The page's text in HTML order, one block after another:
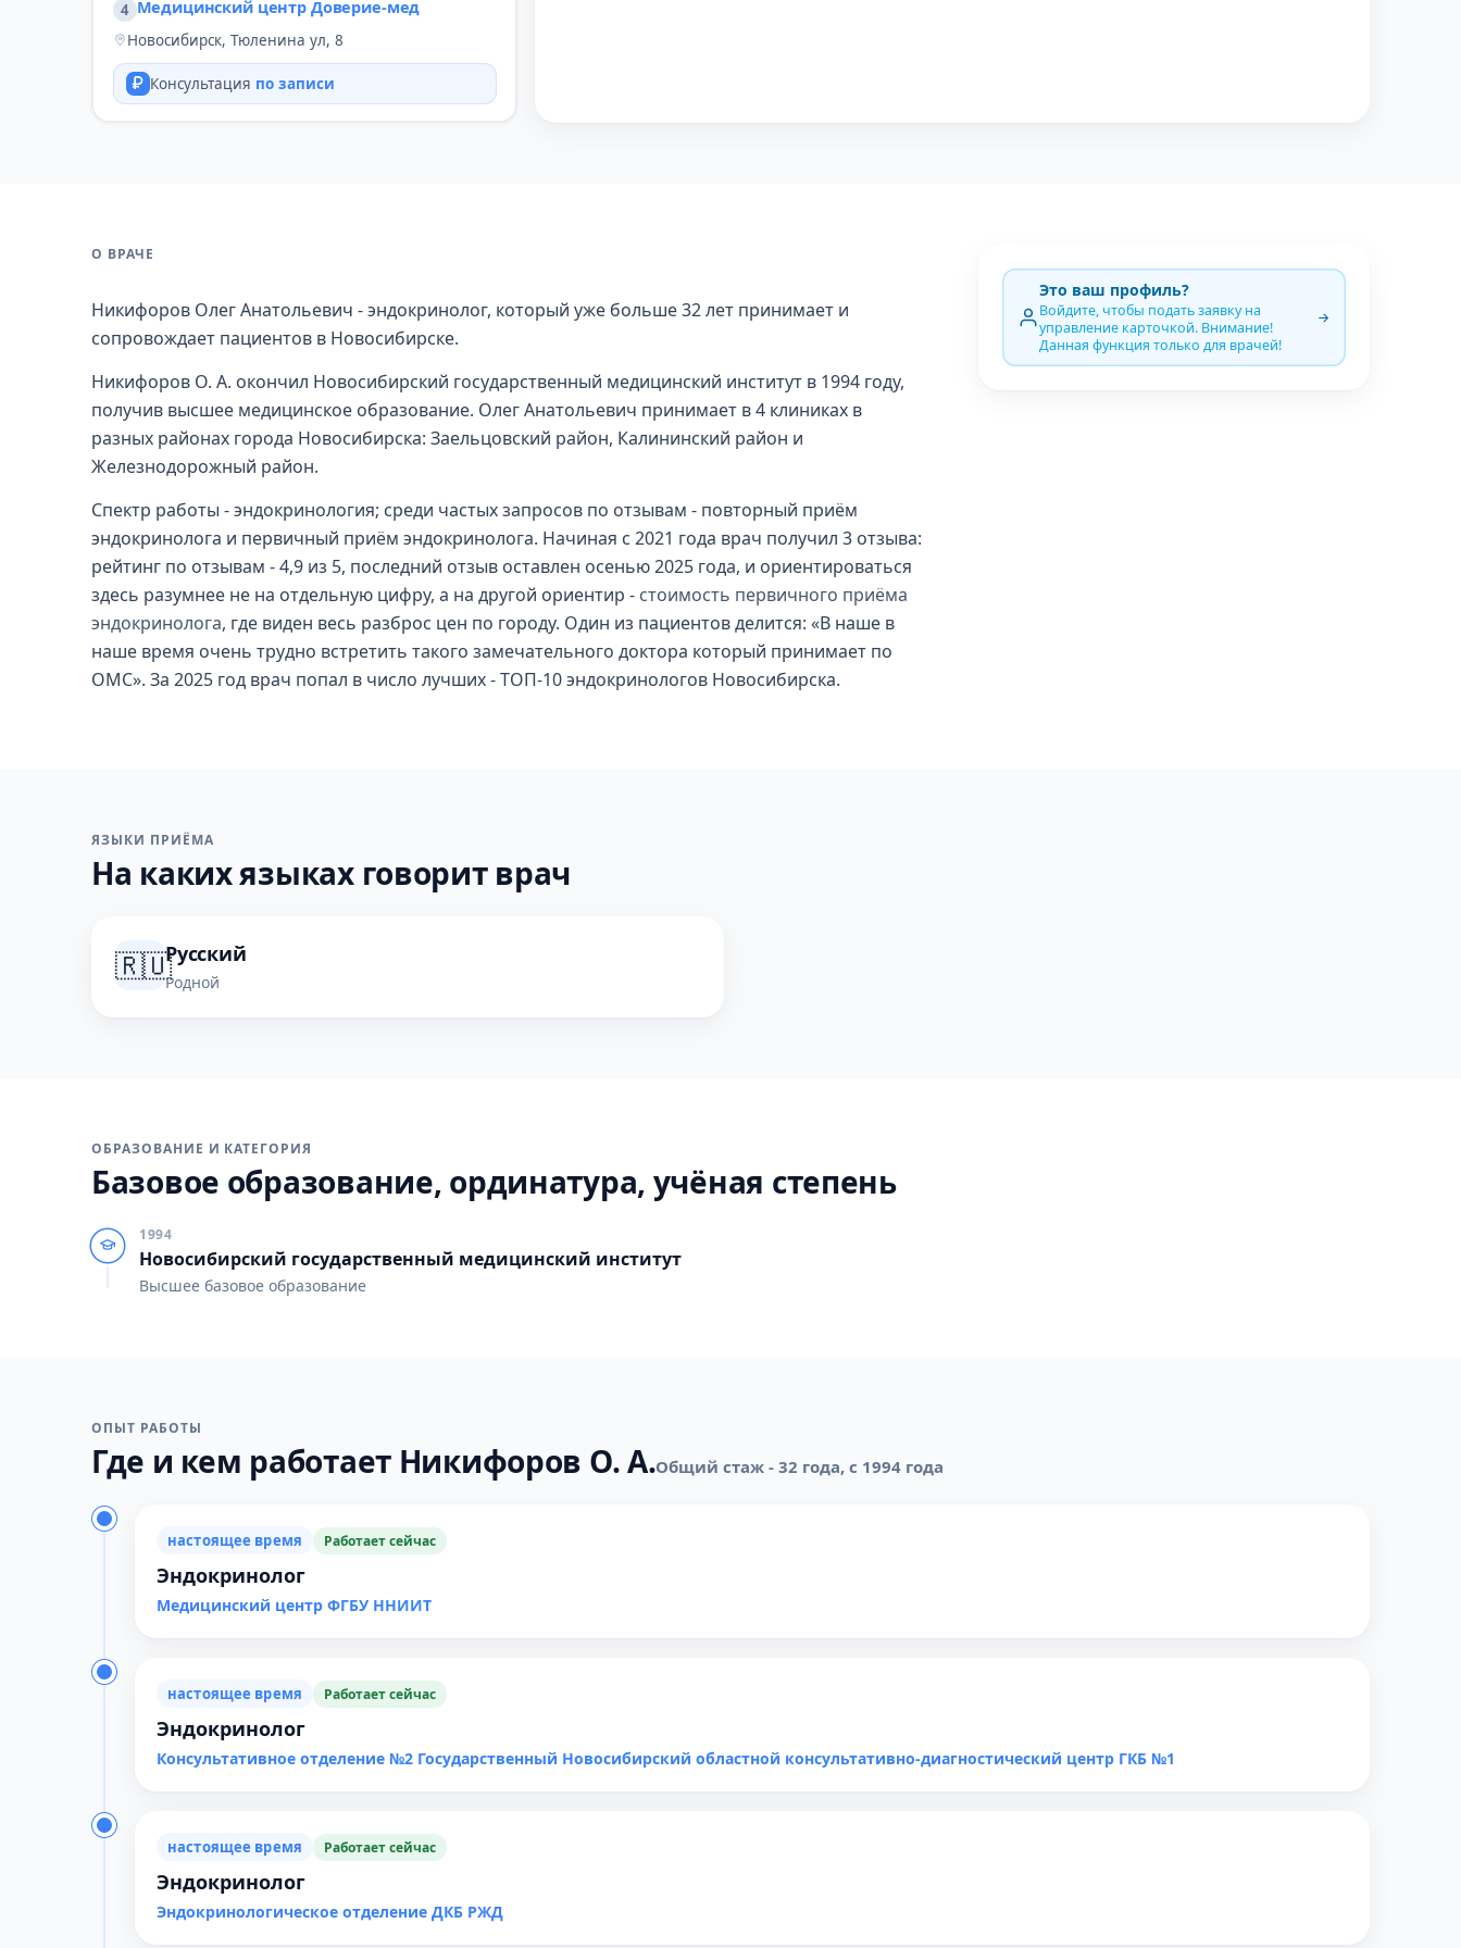
4 Медицинский центр Доверие-мед
Новосибирск, Тюленина ул, 8
Консультация по записи
О ВРАЧЕ
Никифоров Олег Анатольевич - эндокринолог, который уже больше 32 лет принимает и
сопровождает пациентов в Новосибирске.
Никифоров О. А. окончил Новосибирский государственный медицинский институт в 1994 году,
получив высшее медицинское образование. Олег Анатольевич принимает в 4 клиниках в
разных районах города Новосибирска: Заельцовский район, Калининский район и
Железнодорожный район.
Спектр работы - эндокринология; среди частых запросов по отзывам - повторный приём
эндокринолога и первичный приём эндокринолога. Начиная с 2021 года врач получил 3 отзыва:
рейтинг по отзывам - 4,9 из 5, последний отзыв оставлен осенью 2025 года, и ориентироваться
здесь разумнее не на отдельную цифру, а на другой ориентир - стоимость первичного приёма
эндокринолога, где виден весь разброс цен по городу. Один из пациентов делится: «В наше в
наше время очень трудно встретить такого замечательного доктора который принимает по
ОМС». За 2025 год врач попал в число лучших - ТОП-10 эндокринологов Новосибирска.
Это ваш профиль?
Войдите, чтобы подать заявку на
управление карточкой. Внимание!
Данная функция только для врачей!
ЯЗЫКИ ПРИЁМА
На каких языках говорит врач
🇷🇺Русский
Родной
ОБРАЗОВАНИЕ И КАТЕГОРИЯ
Базовое образование, ординатура, учёная степень
1994
Новосибирский государственный медицинский институт
Высшее базовое образование
ОПЫТ РАБОТЫ
Где и кем работает Никифоров О. А.Общий стаж - 32 года, с 1994 года
настоящее время Работает сейчас
Эндокринолог
Медицинский центр ФГБУ ННИИТ
настоящее время Работает сейчас
Эндокринолог
Консультативное отделение №2 Государственный Новосибирский областной консультативно-диагностический центр ГКБ №1
настоящее время Работает сейчас
Эндокринолог
Эндокринологическое отделение ДКБ РЖД